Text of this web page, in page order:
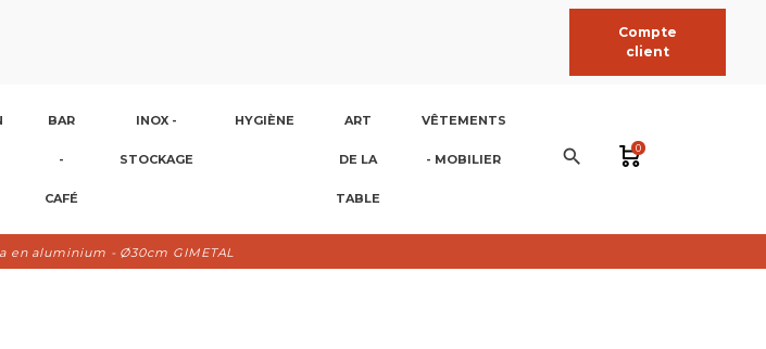
Compte
client
BAR
-
CAFÉ
INOX -
STOCKAGE
HYGIÈNE ART
DE LA
TABLE
VÊTEMENTS
- MOBILIER search 0
en aluminium - Ø30cm GIMETAL